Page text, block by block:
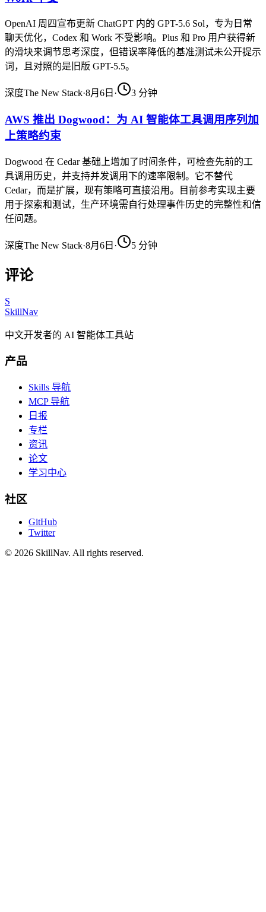
OpenAI 周四宣布更新 ChatGPT 内的 GPT-5.6 Sol，专为日常
聊天优化，Codex 和 Work 不受影响。Plus 和 Pro 用户获得新
的滑块来调节思考深度，但错误率降低的基准测试未公开提示
词，且对照的是旧版 GPT-5.5。
深度The New Stack·8月6日 · 3 分钟
AWS 推出 Dogwood：为 AI 智能体工具调用序列加
上策略约束
Dogwood 在 Cedar 基础上增加了时间条件，可检查先前的工
具调用历史，并支持并发调用下的速率限制。它不替代
Cedar，而是扩展，现有策略可直接沿用。目前参考实现主要
用于探索和测试，生产环境需自行处理事件历史的完整性和信
任问题。
深度The New Stack·8月6日 · 5 分钟
评论
S
SkillNav
中文开发者的 AI 智能体工具站
产品
Skills 导航
MCP 导航
日报
专栏
资讯
论文
学习中心
社区
GitHub
Twitter
© 2026 SkillNav. All rights reserved.